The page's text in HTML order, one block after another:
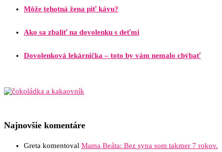
Môže tehotná žena piť kávu?
Ako sa zbaliť na dovolenku s deťmi
Dovolenková lekárnička – toto by vám nemalo chýbať
Najnovšie komentáre
Greta komentoval Mama Beáta: Bez syna som takmer 7 rokov.